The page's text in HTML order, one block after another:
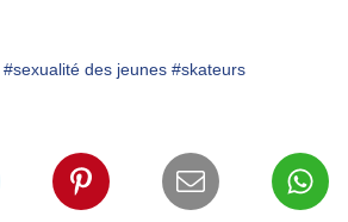
#sexualité des jeunes #skateurs